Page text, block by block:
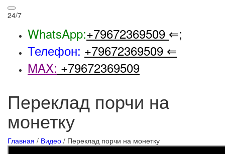
24/7
WhatsApp:+79672369509 ⇐;
Телефон: +79672369509 ⇐
MAX: +79672369509
Переклад порчи на
монетку
Главная / Видео / Переклад порчи на монетку